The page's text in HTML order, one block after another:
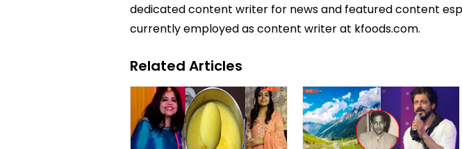
dedicated content writer for news and featured content
currently employed as content writer at kfoods.com.
Related Articles